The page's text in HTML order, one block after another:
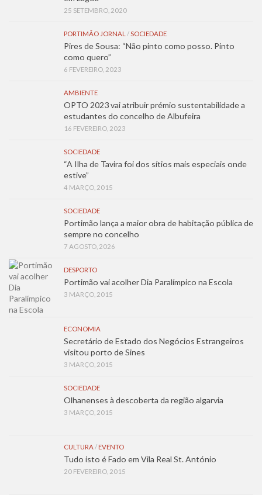
25 SETEMBRO, 2020
PORTIMÃO JORNAL /SOCIEDADE
Pires de Sousa: “Não pinto como posso. Pinto
como quero”
6 FEVEREIRO, 2023
AMBIENTE
OPTO 2023 vai atribuir prémio sustentabilidade a
estudantes do concelho de Albufeira
16 FEVEREIRO, 2023
SOCIEDADE
“A Ilha de Tavira foi dos sítios mais especiais onde
estive”
4 MARÇO, 2015
SOCIEDADE
Portimão lança a maior obra de habitação pública de
sempre no concelho
7 AGOSTO, 2026
DESPORTO
Portimão vai acolher Dia Paralímpico na Escola
3 MARÇO, 2015
ECONOMIA
Secretário de Estado dos Negócios Estrangeiros
visitou porto de Sines
3 MARÇO, 2015
SOCIEDADE
Olhanenses à descoberta da região algarvia
3 MARÇO, 2015
CULTURA/ EVENTO
Tudo isto é Fado em Vila Real St. António
20 FEVEREIRO, 2015